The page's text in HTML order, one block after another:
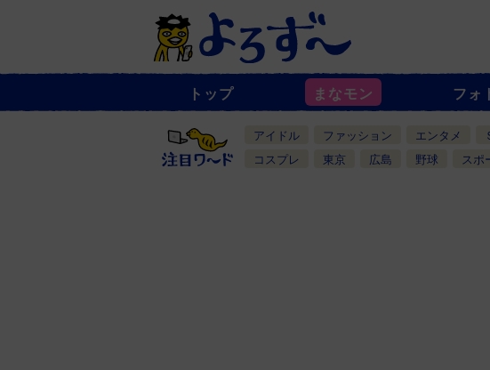
ュ
一
覧
トップ まなモン フォ
アイドル ファッション エンタメ
コスプレ
東京 広島 野球 スポ